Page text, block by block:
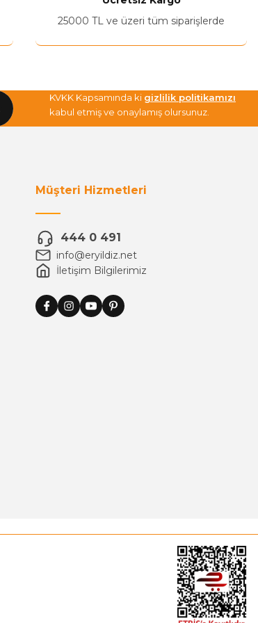
25000 TL ve üzeri tüm siparişlerde
KVKK Kapsamında ki gizlilik politikamızı
kabul etmiş ve onaylamış olursunuz.
Müşteri Hizmetleri
444 0 491
info@eryildiz.net
İletişim Bilgilerimiz